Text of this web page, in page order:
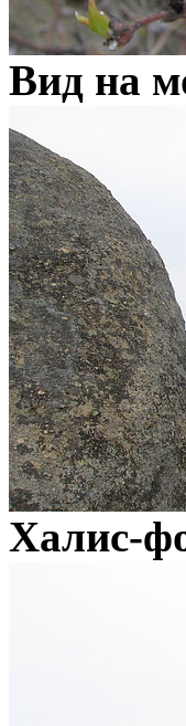
Вид на
Халис-